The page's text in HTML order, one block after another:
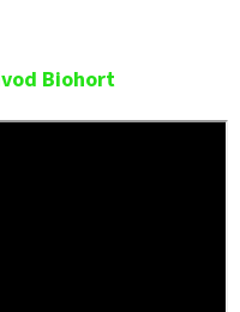
Biohort